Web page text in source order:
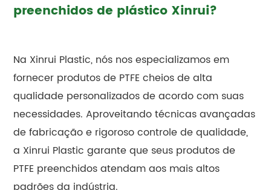
preenchidos de plástico Xinrui?
Na Xinrui Plastic, nós nos especializamos em
fornecer produtos de PTFE cheios de alta
qualidade personalizados de acordo com suas
necessidades. Aproveitando técnicas avançadas
de fabricação e rigoroso controle de qualidade,
a Xinrui Plastic garante que seus produtos de
PTFE preenchidos atendam aos mais altos